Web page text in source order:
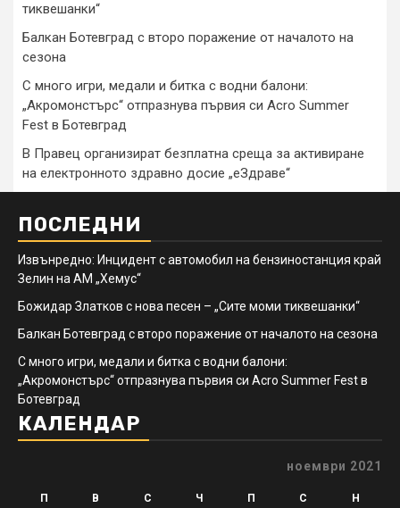
тиквешанки“
Балкан Ботевград с второ поражение от началото на
сезона
С много игри, медали и битка с водни балони:
„Акромонстърс“ отпразнува първия си Acro Summer
Fest в Ботевград
В Правец организират безплатна среща за активиране
на електронното здравно досие „еЗдраве“
ПОСЛЕДНИ
Извънредно: Инцидент с автомобил на бензиностанция край
Зелин на АМ „Хемус“
Божидар Златков с нова песен – „Сите моми тиквешанки“
Балкан Ботевград с второ поражение от началото на сезона
С много игри, медали и битка с водни балони:
„Акромонстърс“ отпразнува първия си Acro Summer Fest в
Ботевград
КАЛЕНДАР
ноември 2021
П В С Ч П С Н